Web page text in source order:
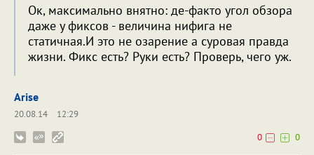
Ок, максимально внятно: де-факто угол обзора
даже у фиксов - величина нифига не
статичная.И это не озарение а суровая правда
жизни. Фикс есть? Руки есть? Проверь, чего уж.
Arise
20.08.14
12:29
0
0